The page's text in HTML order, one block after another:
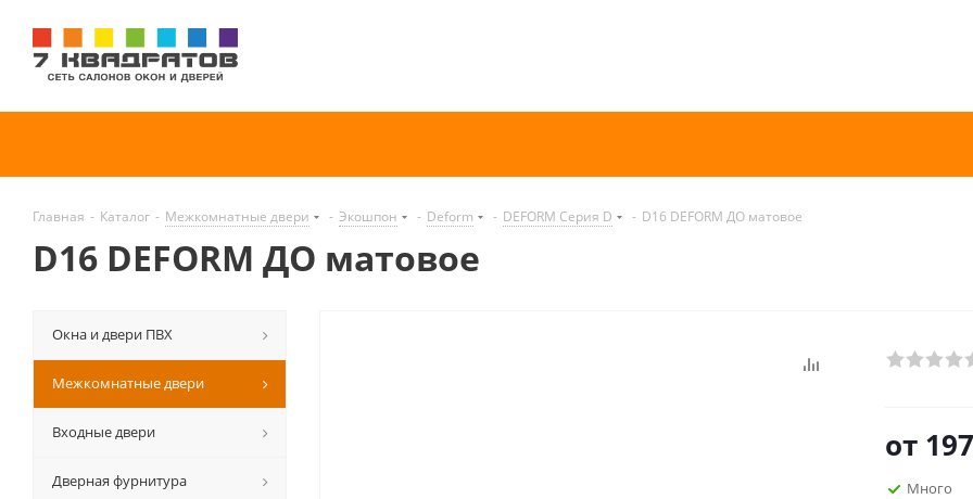
Главная - Каталог - Межкомнатные двери - Экошпон - Deform - DEFORM Серия D - D16 DEFORM ДО матовое
D16 DEFORM ДО матовое
от
Много
Окна и двери ПВХ
Межкомнатные двери
Входные двери
Дверная фурнитура